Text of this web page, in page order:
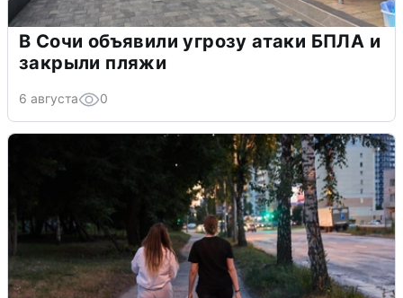
В Сочи объявили угрозу атаки БПЛА и
закрыли пляжи
6 августа 0